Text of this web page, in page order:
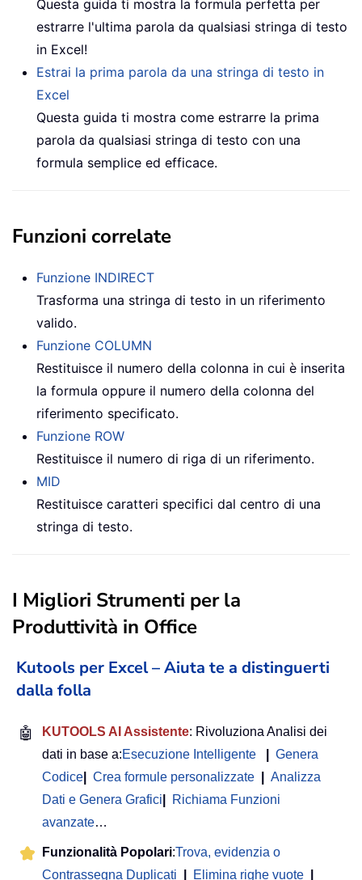
Questa guida ti mostra la formula perfetta per
estrarre l'ultima parola da qualsiasi stringa di testo
in Excel!
Estrai la prima parola da una stringa di testo in
Excel
Questa guida ti mostra come estrarre la prima
parola da qualsiasi stringa di testo con una
formula semplice ed efficace.
Funzioni correlate
Funzione INDIRECT
Trasforma una stringa di testo in un riferimento
valido.
Funzione COLUMN
Restituisce il numero della colonna in cui è inserita
la formula oppure il numero della colonna del
riferimento specificato.
Funzione ROW
Restituisce il numero di riga di un riferimento.
MID
Restituisce caratteri specifici dal centro di una
stringa di testo.
I Migliori Strumenti per la
Produttività in Office
Kutools per Excel – Aiuta te a distinguerti
dalla folla
🤖 KUTOOLS AI Assistente: Rivoluziona Analisi dei
dati in base a:Esecuzione Intelligente
Genera
Codice
Crea formule personalizzate
Analizza
Dati e Genera Grafici
Richiama Funzioni
avanzate…
Funzionalità Popolari:Trova, evidenzia o
Contrassegna Duplicati
Elimina righe vuote